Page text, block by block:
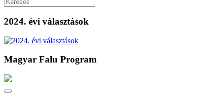
2024. évi választások
Magyar Falu Program